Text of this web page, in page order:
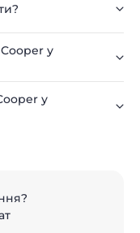
у
у